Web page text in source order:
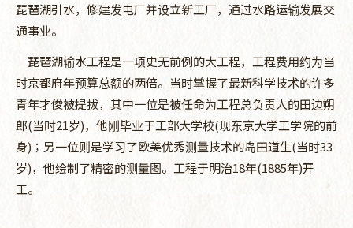
琵琶湖引水，修建发电厂并设立新工厂，通过水路运输发展交
通事业。
琵琶湖输水工程是一项史无前例的大工程，工程费用约为当
时京都府年预算总额的两倍。当时掌握了最新科学技术的许多
青年才俊被提拔，其中一位是被任命为工程总负责人的田边朔
郎(当时21岁)，他刚毕业于工部大学校(现东京大学工学院的前
身)；另一位则是学习了欧美优秀测量技术的岛田道生(当时33
岁)，他绘制了精密的测量图。工程于明治18年(1885年)开
工。